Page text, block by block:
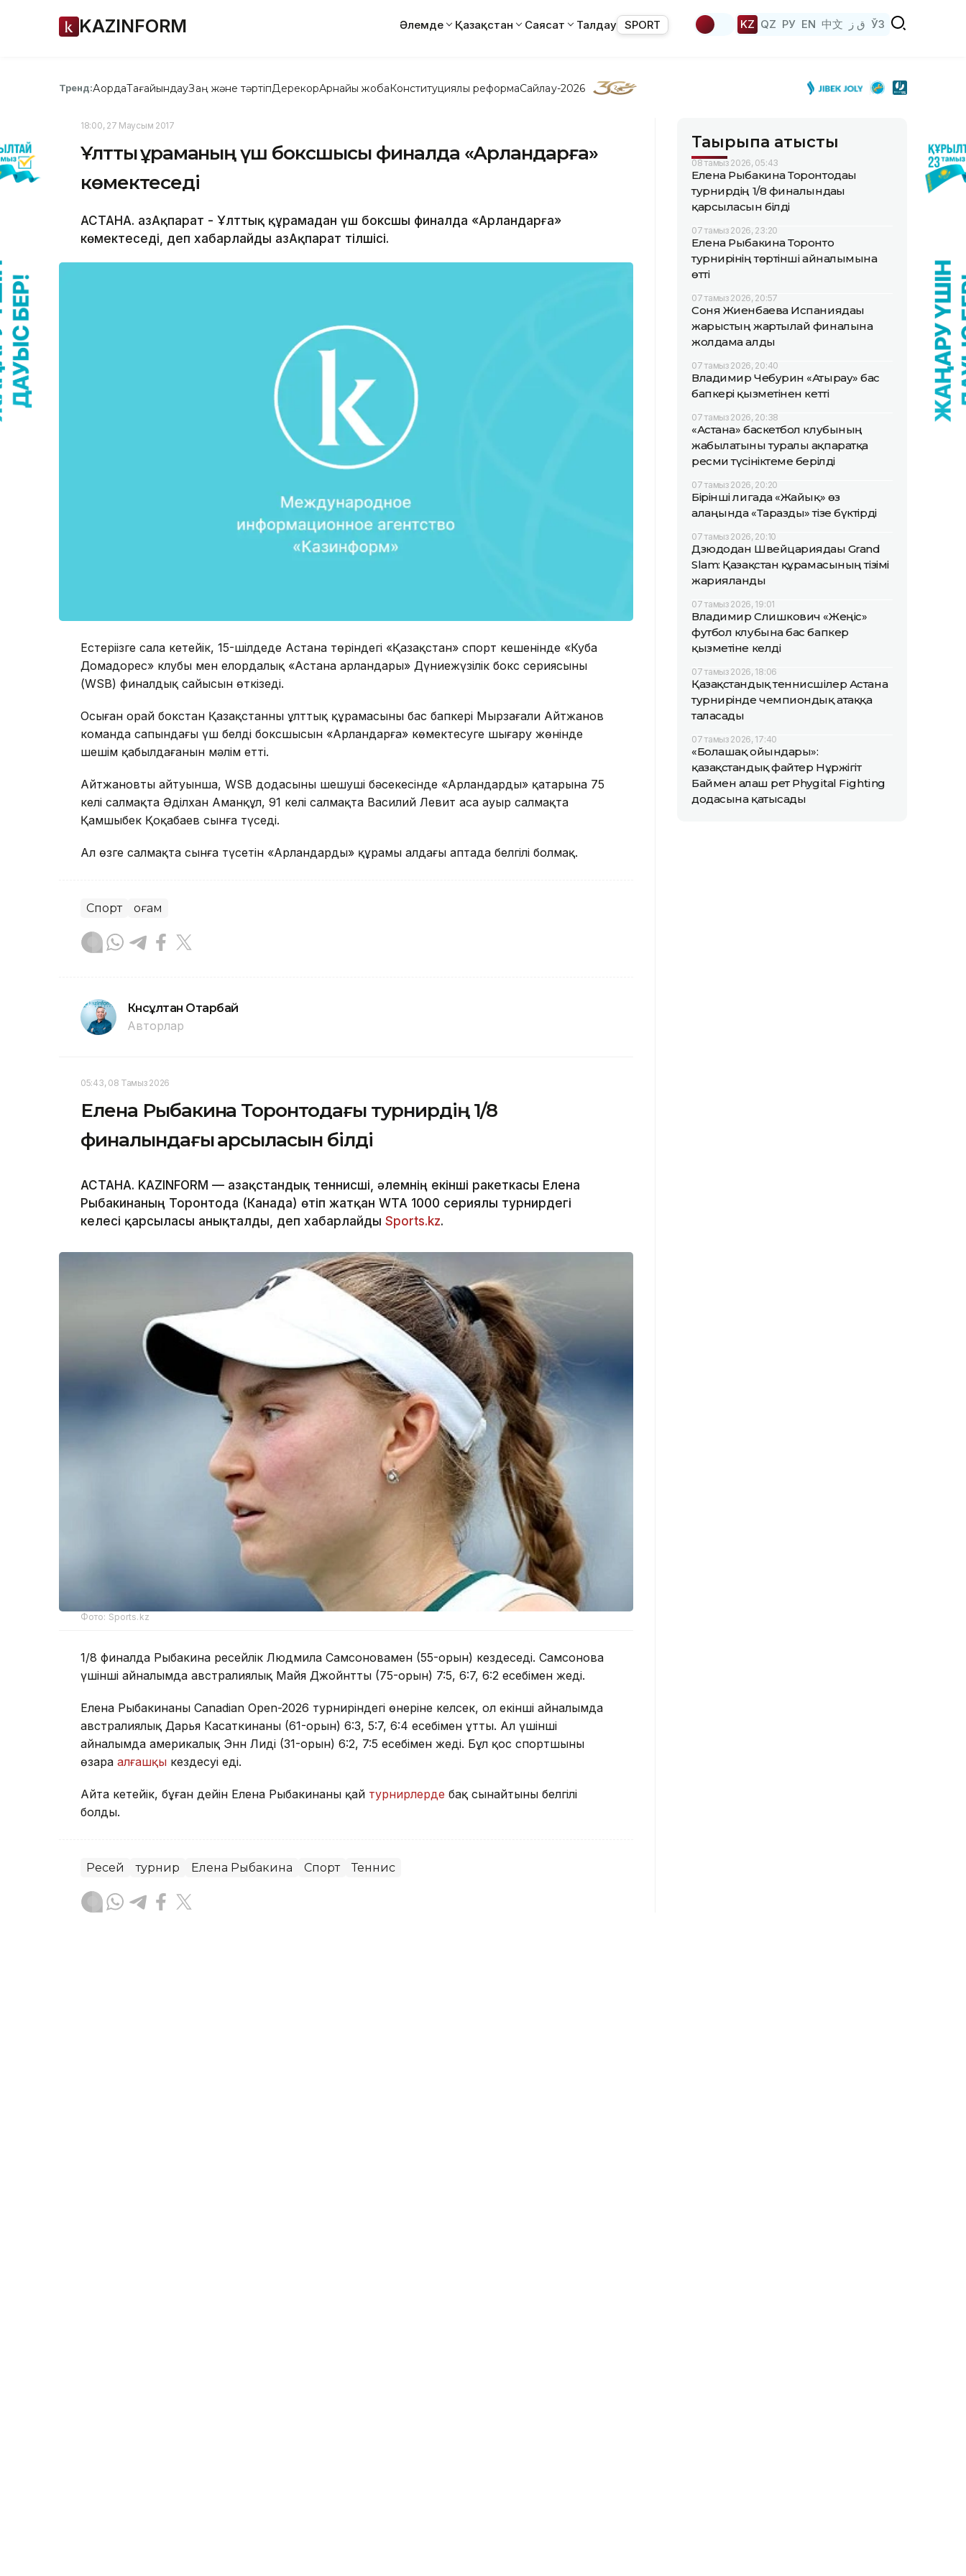
KAZINFORM Әлемде Қазақстан Саясат Талдау SPORT KZ QZ РУ EN 中文 ق ز ЎЗ
Тренд:АқордаТағайындауЗаң және тәртіпДерекқорАрнайы жобаКонституциялық реформаСайлау-2026
18:00, 27 Маусым 2017
Ұлттық құраманың үш боксшысы финалда «Арландарға»
көмектеседі
АСТАНА. ҚазАқпарат - Ұлттық құрамадан үш боксшы финалда «Арландарға»
көмектеседі, деп хабарлайды ҚазАқпарат тілшісі.
Естеріңізге сала кетейік, 15-шілдеде Астана төріндегі «Қазақстан» спорт кешенінде «Куба
Домадорес» клубы мен елордалық «Астана арландары» Дүниежүзілік бокс сериясының
(WSB) финалдық сайысын өткізеді.
Осыған орай бокстан Қазақстанның ұлттық құрамасының бас бапкері Мырзағали Айтжанов
команда сапындағы үш белді боксшысын «Арландарға» көмектесуге шығару жөнінде
шешім қабылдағанын мәлім етті.
Айтжановтың айтуынша, WSB додасының шешуші бәсекесінде «Арландардың» қатарына 75
келі салмақта Әділхан Аманқұл, 91 келі салмақта Василий Левит аса ауыр салмақта
Қамшыбек Қоңқабаев сынға түседі.
Ал өзге салмақта сынға түсетін «Арландардың» құрамы алдағы аптада белгілі болмақ.
Спорт Қоғам
Күнсұлтан Отарбай
Авторлар
05:43, 08 Тамыз 2026
Елена Рыбакина Торонтодағы турнирдің 1/8
финалындағы қарсыласын білді
АСТАНА. KAZINFORM — Қазақстандық теннисші, әлемнің екінші ракеткасы Елена
Рыбакинаның Торонтода (Канада) өтіп жатқан WTA 1000 сериялы турнирдегі
келесі қарсыласы анықталды, деп хабарлайды Sports.kz.
Фото: Sports.kz
1/8 финалда Рыбакина ресейлік Людмила Самсоновамен (55-орын) кездеседі. Самсонова
үшінші айналымда австралиялық Майя Джойнтты (75-орын) 7:5, 6:7, 6:2 есебімен жеңді.
Елена Рыбакинаның Canadian Open-2026 турниріндегі өнеріне келсек, ол екінші айналымда
австралиялық Дарья Касаткинаны (61-орын) 6:3, 5:7, 6:4 есебімен ұтты. Ал үшінші
айналымда америкалық Энн Лиді (31-орын) 6:2, 7:5 есебімен жеңді. Бұл қос спортшының
өзара алғашқы кездесуі еді.
Айта кетейік, бұған дейін Елена Рыбакинаның қай турнирлерде бақ сынайтыны белгілі
болды.
Ресей турнир Елена Рыбакина Спорт Теннис
Тақырыпқа қатысты
08 тамыз 2026, 05:43
Елена Рыбакина Торонтодағы
турнирдің 1/8 финалындағы
қарсыласын білді
07 тамыз 2026, 23:20
Елена Рыбакина Торонто
турнирінің төртінші айналымына
өтті
07 тамыз 2026, 20:57
Соня Жиенбаева Испаниядағы
жарыстың жартылай финалына
жолдама алды
07 тамыз 2026, 20:40
Владимир Чебурин «Атырау» бас
бапкері қызметінен кетті
07 тамыз 2026, 20:38
«Астана» баскетбол клубының
жабылатыны туралы ақпаратқа
ресми түсініктеме берілді
07 тамыз 2026, 20:20
Бірінші лигада «Жайық» өз
алаңында «Таразды» тізе бүктірді
07 тамыз 2026, 20:10
Дзюдодан Швейцариядағы Grand
Slam: Қазақстан құрамасының тізімі
жарияланды
07 тамыз 2026, 19:01
Владимир Слишкович «Жеңіс»
футбол клубына бас бапкер
қызметіне келді
07 тамыз 2026, 18:06
Қазақстандық теннисшілер Астана
турнирінде чемпиондық атаққа
таласады
07 тамыз 2026, 17:40
«Болашақ ойындары»:
қазақстандық файтер Нұржігіт
Баймен алғаш рет Phygital Fighting
додасына қатысады